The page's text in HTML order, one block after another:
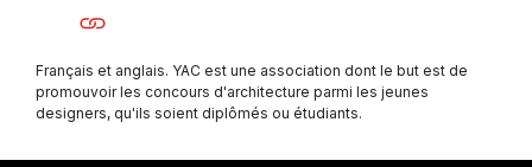
Français et anglais. YAC est une association dont le but est de
promouvoir les concours d'architecture parmi les jeunes
designers, qu'ils soient diplômés ou étudiants.